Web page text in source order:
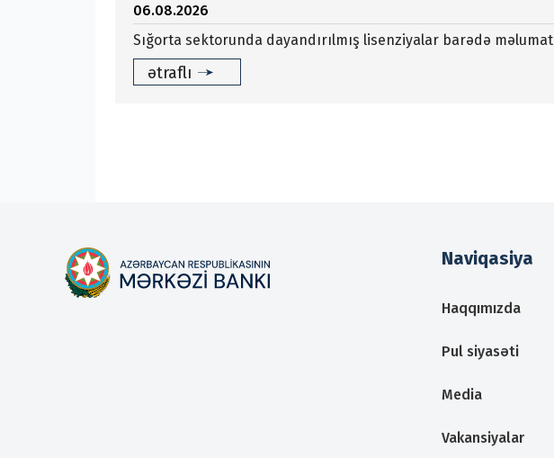
06.08.2026
Sığorta sektorunda dayandırılmış lisenziyalar barədə məlumat
ətraflı
Naviqasiya
Haqqımızda
Pul siyasəti
Media
Vakansiyalar